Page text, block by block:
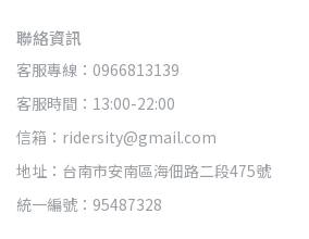
聯絡資訊
客服專線：0966813139
客服時間：13:00-22:00
信箱：ridersity@gmail.com
地址：台南市安南區海佃路二段475號
統一編號：95487328